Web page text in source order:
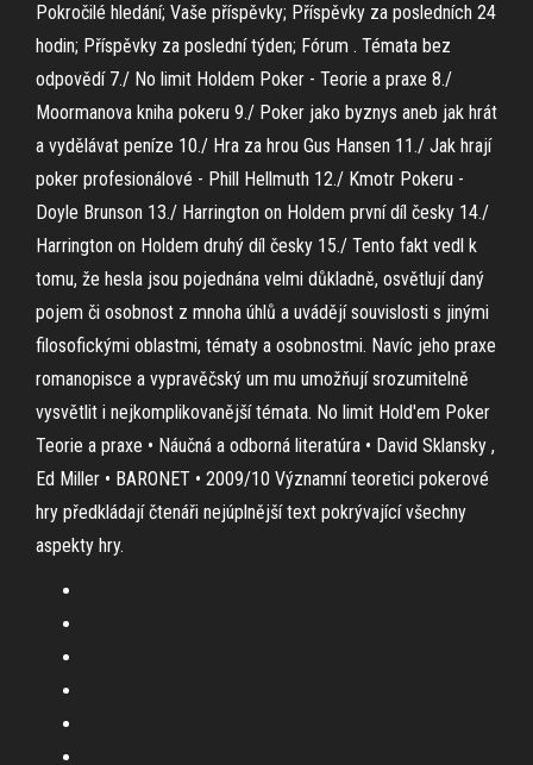
Pokročilé hledání; Vaše příspěvky; Příspěvky za posledních 24
hodin; Příspěvky za poslední týden; Fórum . Témata bez
odpovědí 7./ No limit Holdem Poker - Teorie a praxe 8./
Moormanova kniha pokeru 9./ Poker jako byznys aneb jak hrát
a vydělávat peníze 10./ Hra za hrou Gus Hansen 11./ Jak hrají
poker profesionálové - Phill Hellmuth 12./ Kmotr Pokeru -
Doyle Brunson 13./ Harrington on Holdem první díl česky 14./
Harrington on Holdem druhý díl česky 15./ Tento fakt vedl k
tomu, že hesla jsou pojednána velmi důkladně, osvětlují daný
pojem či osobnost z mnoha úhlů a uvádějí souvislosti s jinými
filosofickými oblastmi, tématy a osobnostmi. Navíc jeho praxe
romanopisce a vypravěčský um mu umožňují srozumitelně
vysvětlit i nejkomplikovanější témata. No limit Hold'em Poker
Teorie a praxe • Náučná a odborná literatúra • David Sklansky ,
Ed Miller • BARONET • 2009/10 Významní teoretici pokerové
hry předkládají čtenáři nejúplnější text pokrývající všechny
aspekty hry.